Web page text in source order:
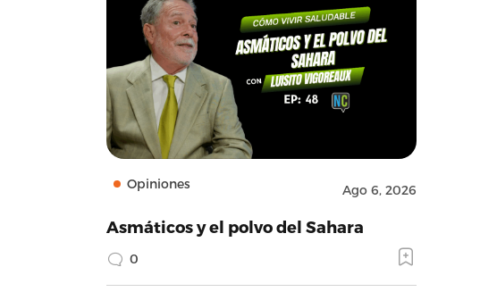
Opiniones Ago 6, 2026
Asmáticos y el polvo del Sahara
0